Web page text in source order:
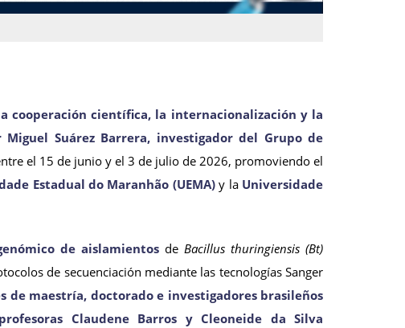
cooperación científica, la internacionalización y la
Miguel Suárez Barrera, investigador del Grupo de
el 15 de junio y el 3 de julio de 2026, promoviendo el
Estadual do Maranhão (UEMA)y la Universidade
de aislamientos de Bacillus thuringiensis (Bt)
de secuenciación mediante las tecnologías Sanger
maestría, doctorado e investigadores brasileños
profesoras Claudene Barros y Cleoneide da Silva